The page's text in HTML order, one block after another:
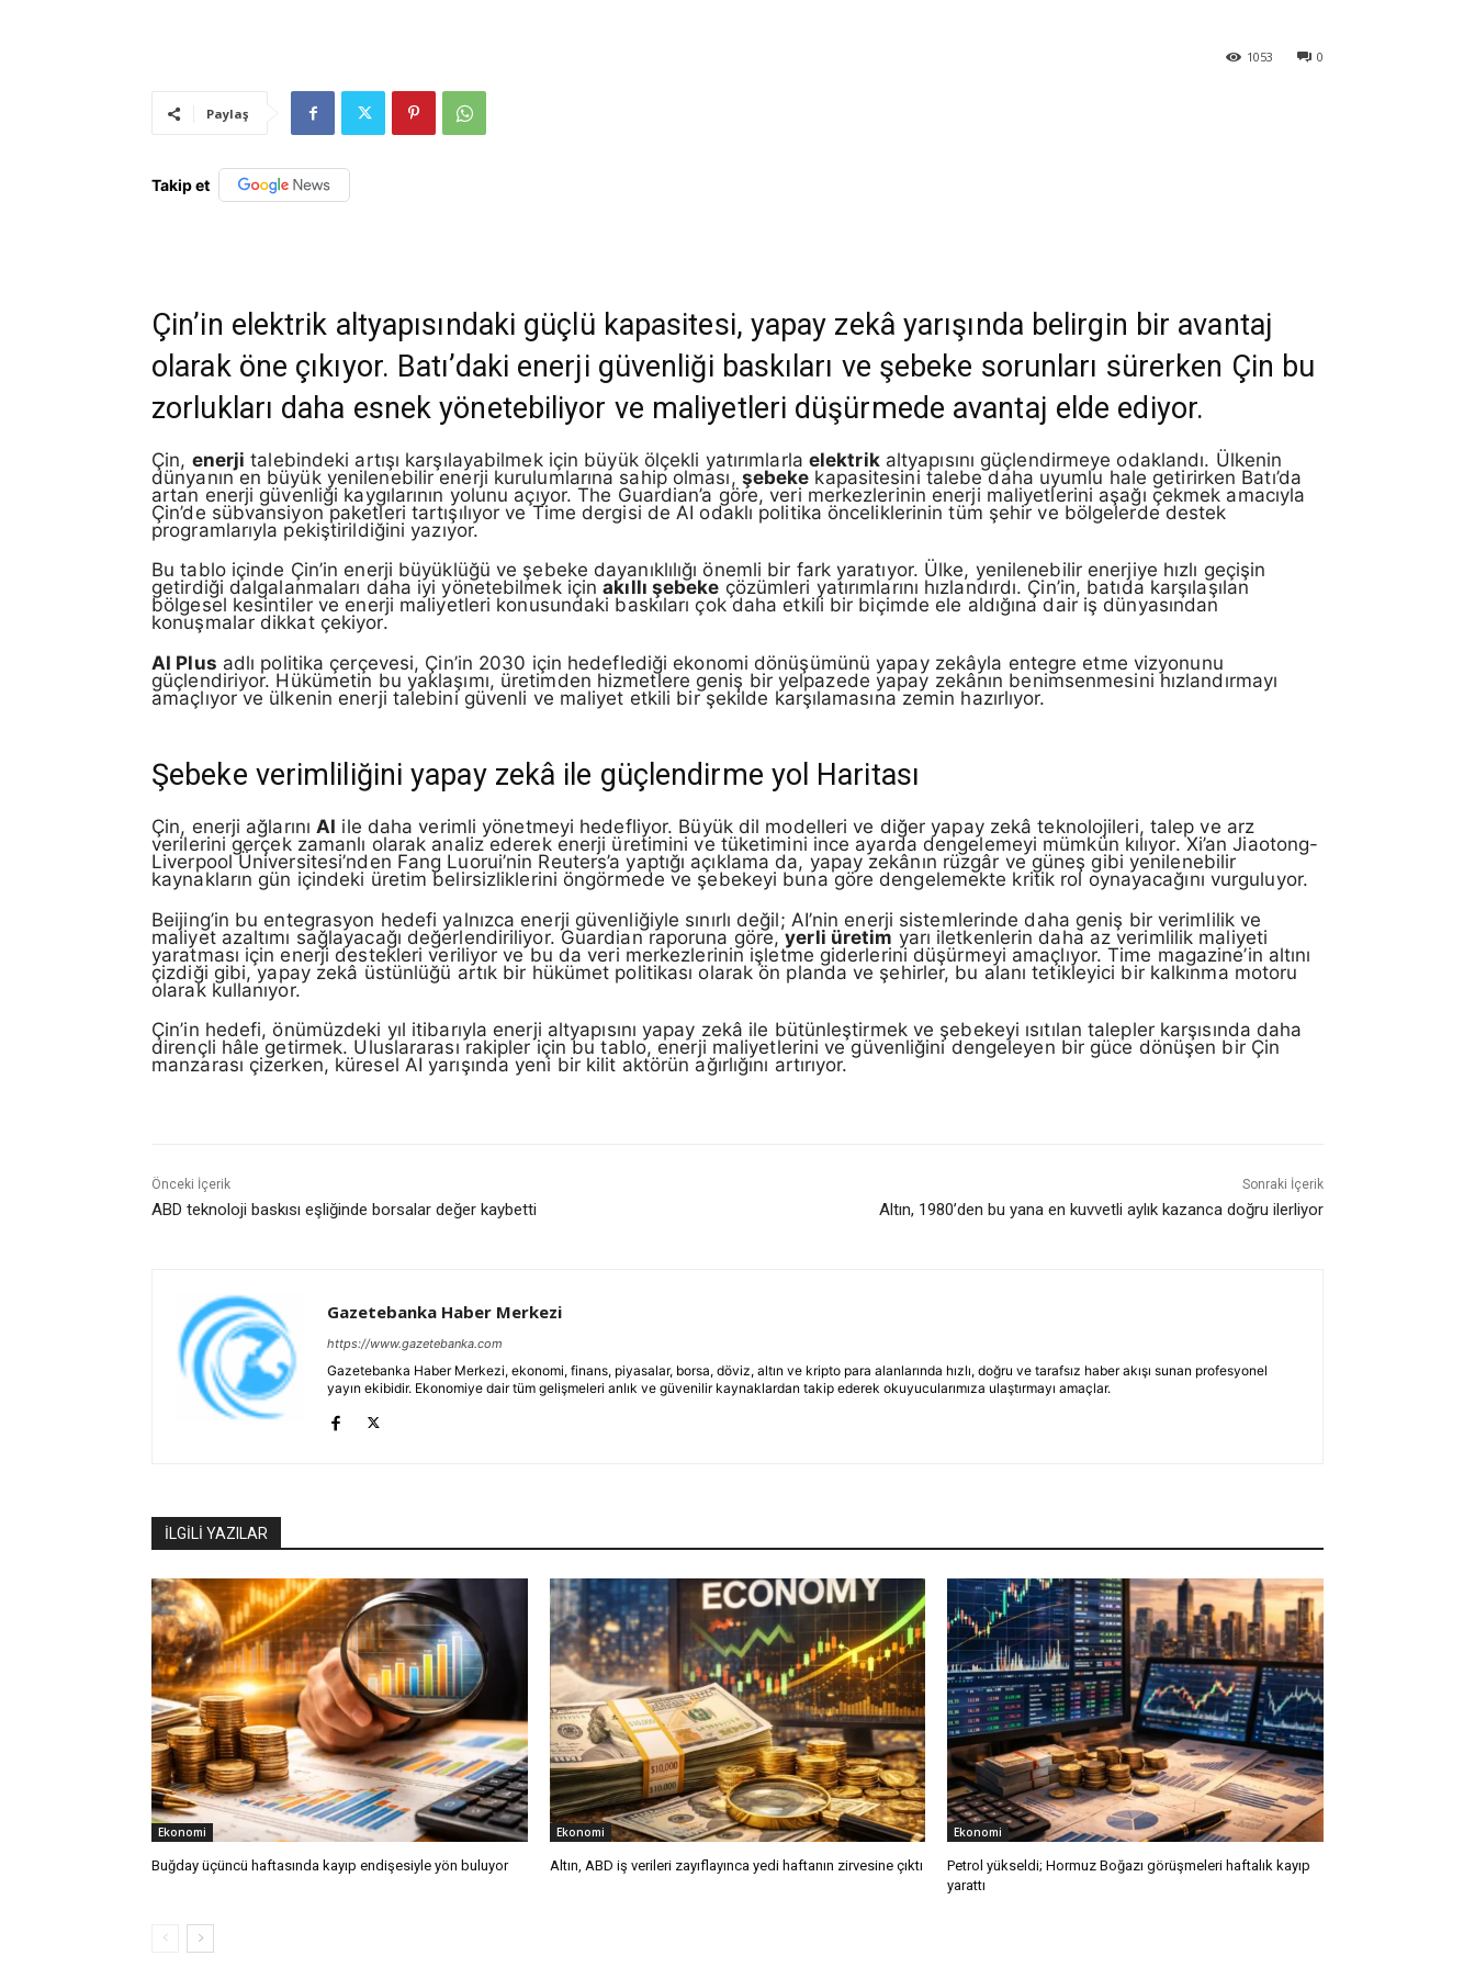
0
1053
Paylaş
Takip et
Çin’in elektrik altyapısındaki güçlü kapasitesi, yapay zekâ yarışında belirgin bir avantaj
olarak öne çıkıyor. Batı’daki enerji güvenliği baskıları ve şebeke sorunları sürerken Çin bu
zorlukları daha esnek yönetebiliyor ve maliyetleri düşürmede avantaj elde ediyor.
Çin, enerji talebindeki artışı karşılayabilmek için büyük ölçekli yatırımlarla elektrikaltyapısını güçlendirmeye odaklandı. Ülkenin
dünyanın en büyük yenilenebilir enerji kurulumlarına sahip olması, şebeke kapasitesini talebe daha uyumlu hale getirirken Batı’da
artan enerji güvenliği kaygılarının yolunu açıyor. The Guardian’a göre, veri merkezlerinin enerji maliyetlerini aşağı çekmek amacıyla
Çin’de sübvansiyon paketleri tartışılıyor ve Time dergisi de AI odaklı politika önceliklerinin tüm şehir ve bölgelerde destek
programlarıyla pekiştirildiğini yazıyor.
Bu tablo içinde Çin’in enerji büyüklüğü ve şebeke dayanıklılığı önemli bir fark yaratıyor. Ülke, yenilenebilir enerjiye hızlı geçişin
getirdiği dalgalanmaları daha iyi yönetebilmek içinakıllı şebeke çözümleri yatırımlarını hızlandırdı. Çin’in, batıda karşılaşılan
bölgesel kesintiler ve enerji maliyetleri konusundaki baskıları çok daha etkili bir biçimde ele aldığına dair iş dünyasından
konuşmalar dikkat çekiyor.
AI Plus adlı politika çerçevesi, Çin’in 2030 için hedeflediği ekonomi dönüşümünü yapay zekâyla entegre etme vizyonunu
güçlendiriyor. Hükümetin bu yaklaşımı, üretimden hizmetlere geniş bir yelpazede yapay zekânın benimsenmesini hızlandırmayı
amaçlıyor ve ülkenin enerji talebini güvenli ve maliyet etkili bir şekilde karşılamasına zemin hazırlıyor.
Şebeke verimliliğini yapay zekâ ile güçlendirme yol Haritası
Çin, enerji ağlarınıAI ile daha verimli yönetmeyi hedefliyor. Büyük dil modelleri ve diğer yapay zekâ teknolojileri, talep ve arz
verilerini gerçek zamanlı olarak analiz ederek enerji üretimini ve tüketimini ince ayarda dengelemeyi mümkün kılıyor. Xi’an Jiaotong-
Liverpool Üniversitesi’nden Fang Luorui’nin Reuters’a yaptığı açıklama da, yapay zekânın rüzgâr ve güneş gibi yenilenebilir
kaynakların gün içindeki üretim belirsizliklerini öngörmede ve şebekeyi buna göre dengelemekte kritik rol oynayacağını vurguluyor.
Beijing’in bu entegrasyon hedefi yalnızca enerji güvenliğiyle sınırlı değil; AI’nin enerji sistemlerinde daha geniş bir verimlilik ve
maliyet azaltımı sağlayacağı değerlendiriliyor. Guardian raporuna göre,yerli üretim yarı iletkenlerin daha az verimlilik maliyeti
yaratması için enerji destekleri veriliyor ve bu da veri merkezlerinin işletme giderlerini düşürmeyi amaçlıyor. Time magazine’in altını
çizdiği gibi, yapay zekâ üstünlüğü artık bir hükümet politikası olarak ön planda ve şehirler, bu alanı tetikleyici bir kalkınma motoru
olarak kullanıyor.
Çin’in hedefi, önümüzdeki yıl itibarıyla enerji altyapısını yapay zekâ ile bütünleştirmek ve şebekeyi ısıtılan talepler karşısında daha
dirençli hâle getirmek. Uluslararası rakipler için bu tablo, enerji maliyetlerini ve güvenliğini dengeleyen bir güce dönüşen bir Çin
manzarası çizerken, küresel AI yarışında yeni bir kilit aktörün ağırlığını artırıyor.
Önceki İçerik
ABD teknoloji baskısı eşliğinde borsalar değer kaybetti
Sonraki İçerik
Altın, 1980’den bu yana en kuvvetli aylık kazanca doğru ilerliyor
Gazetebanka Haber Merkezi
https://www.gazetebanka.com
Gazetebanka Haber Merkezi, ekonomi, finans, piyasalar, borsa, döviz, altın ve kripto para alanlarında hızlı, doğru ve tarafsız haber akışı sunan profesyonel
yayın ekibidir. Ekonomiye dair tüm gelişmeleri anlık ve güvenilir kaynaklardan takip ederek okuyucularımıza ulaştırmayı amaçlar.
İLGİLİ YAZILAR
Ekonomi
Buğday üçüncü haftasında kayıp endişesiyle yön buluyor
Ekonomi
Altın, ABD iş verileri zayıflayınca yedi haftanın zirvesine çıktı
Ekonomi
Petrol yükseldi; Hormuz Boğazı görüşmeleri haftalık kayıp
yarattı